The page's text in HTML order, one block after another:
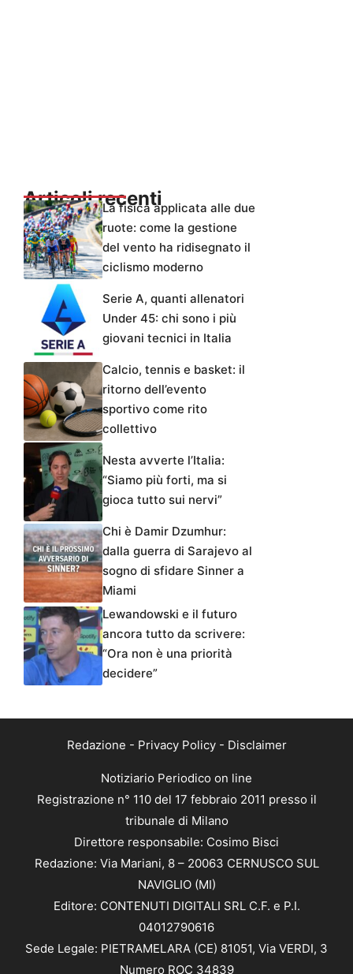
Articoli recentiLa fisica applicata alle due
ruote: come la gestione
del vento ha ridisegnato il
ciclismo moderno
Serie A, quanti allenatori
Under 45: chi sono i più
giovani tecnici in Italia
Calcio, tennis e basket: il
ritorno dell’evento
sportivo come rito
collettivo
Nesta avverte l’Italia:
“Siamo più forti, ma si
gioca tutto sui nervi”
Chi è Damir Dzumhur:
dalla guerra di Sarajevo al
sogno di sfidare Sinner a
Miami
Lewandowski e il futuro
ancora tutto da scrivere:
“Ora non è una priorità
decidere”
Redazione - Privacy Policy- Disclaimer
Notiziario Periodico on line
Registrazione n° 110 del 17 febbraio 2011 presso il
tribunale di Milano
Direttore responsabile: Cosimo Bisci
Redazione: Via Mariani, 8 – 20063 CERNUSCO SUL
NAVIGLIO (MI)
Editore: CONTENUTI DIGITALI SRL C.F. e P.I.
04012790616
Sede Legale: PIETRAMELARA (CE) 81051, Via VERDI, 3
Numero ROC 34839